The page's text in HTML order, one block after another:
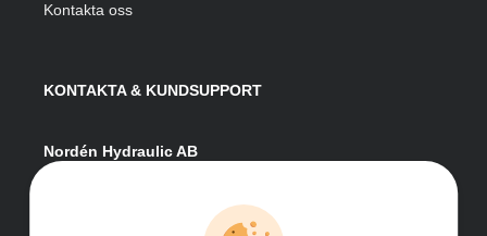
Kontakta oss
KONTAKTA & KUNDSUPPORT
Nordén Hydraulic AB